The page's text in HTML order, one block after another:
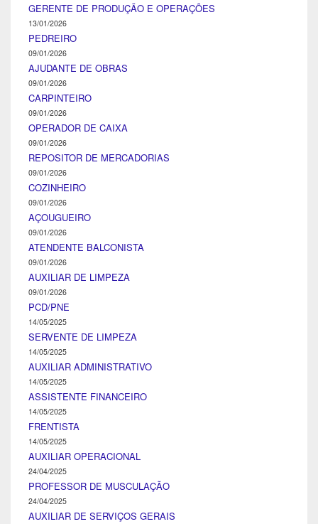
GERENTE DE PRODUÇÃO E OPERAÇÕES
13/01/2026
PEDREIRO
09/01/2026
AJUDANTE DE OBRAS
09/01/2026
CARPINTEIRO
09/01/2026
OPERADOR DE CAIXA
09/01/2026
REPOSITOR DE MERCADORIAS
09/01/2026
COZINHEIRO
09/01/2026
AÇOUGUEIRO
09/01/2026
ATENDENTE BALCONISTA
09/01/2026
AUXILIAR DE LIMPEZA
09/01/2026
PCD/PNE
14/05/2025
SERVENTE DE LIMPEZA
14/05/2025
AUXILIAR ADMINISTRATIVO
14/05/2025
ASSISTENTE FINANCEIRO
14/05/2025
FRENTISTA
14/05/2025
AUXILIAR OPERACIONAL
24/04/2025
PROFESSOR DE MUSCULAÇÃO
24/04/2025
AUXILIAR DE SERVIÇOS GERAIS